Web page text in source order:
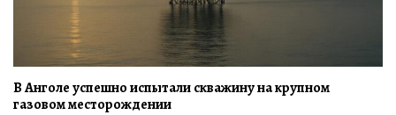
В Анголе успешно испытали скважину на крупном
газовом месторождении